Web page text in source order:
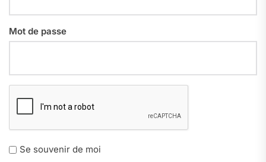
Mot de passe
Se souvenir de moi